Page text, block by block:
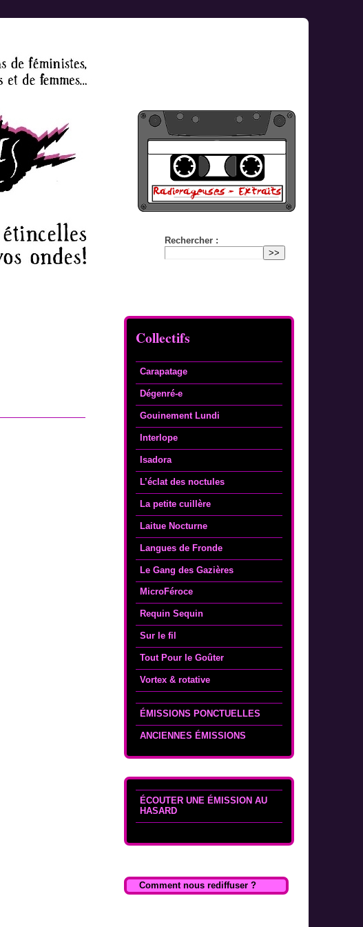
Rechercher :
Collectifs
Carapatage
Dégenré-e
Gouinement Lundi
Interlope
Isadora
L’éclat des noctules
La petite cuillère
Laitue Nocturne
Langues de Fronde
Le Gang des Gazières
MicroFéroce
Requin Sequin
Sur le fil
Tout Pour le Goûter
Vortex & rotative
ÉMISSIONS PONCTUELLES
ANCIENNES ÉMISSIONS
ÉCOUTER UNE ÉMISSION AU
HASARD
Comment nous rediffuser ?